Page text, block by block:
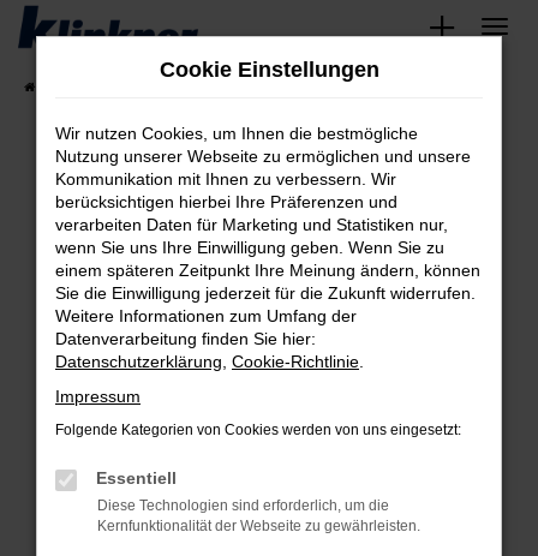
Zum
springen
Fehler: Network Error
Beim Laden ist ein Fehler aufgetreten.
Hier sind ein paar Tipps, die dir helfen können:
Überprüfe deine Firewall und deine
Internetverbindung.
Laden andere Webseiten, zum Beispiel deine
Suchmaschine?
Prüfe deine Browsererweiterungen.
können das Laden bestimmter Seiten
verhindern. Funktioniert die Seite in einem
anderen Browser oder in einem privaten
Cookie Einstellungen
Wir nutzen Cookies, um Ihnen die bestmögliche
Nutzung unserer Webseite zu ermöglichen und unsere
Kommunikation mit Ihnen zu verbessern. Wir
berücksichtigen hierbei Ihre Präferenzen und
verarbeiten Daten für Marketing und Statistiken nur,
wenn Sie uns Ihre Einwilligung geben. Wenn Sie zu
einem späteren Zeitpunkt Ihre Meinung ändern, können
Sie die Einwilligung jederzeit für die Zukunft widerrufen.
Weitere Informationen zum Umfang der
Datenverarbeitung finden Sie hier:
Datenschutzerklärung Cookie-Richtlinie
Impressum
Folgende Kategorien von Cookies werden von uns eingesetzt:
Essentiell
Diese Technologien sind erforderlich, um die
Kernfunktionalität der Webseite zu gewährleisten.